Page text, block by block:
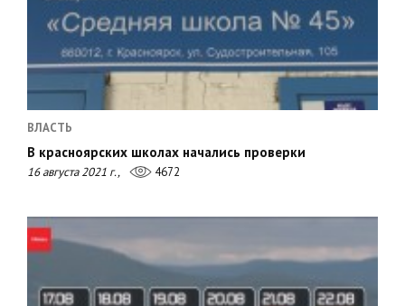
ВЛАСТЬ
В красноярских школах начались проверки
16 августа 2021 г., 4672